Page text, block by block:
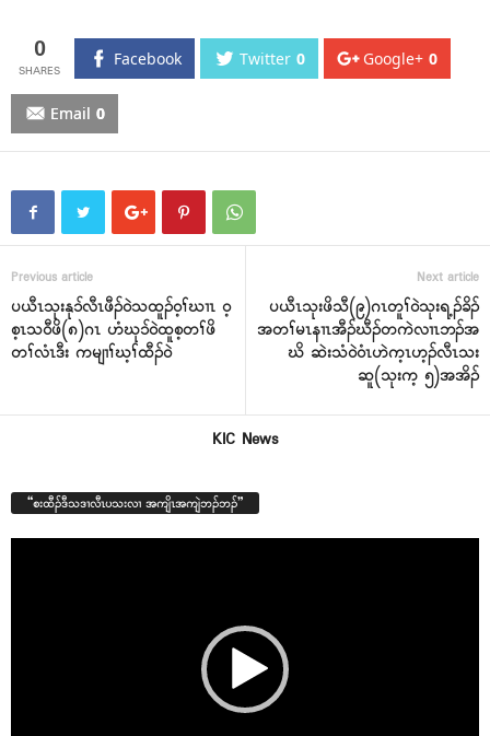
0 Facebook Twitter 0 Google+ 0
Email 0
Previous article
ပယီၤသုးနုၥ်လီၤဖီၣ်ဝဲသထူၣ်ဝ့ၢ်ဃၢၤ ဝ့
စ့ၤသဝီဖိ(၈)ဂၤ ဟံဃုၥ်ဝဲထူစ့တၢ်ဖိ
တၢ်လံၤဒီး ကမျၢၢ်ဃ့ၢ်ထီၣ်ဝဲ
Next article
ပယီၤသုးဖိသီ(၉)ဂၤတူၢ်ဝဲသုးရ့ၣ်ခိၣ်
အတၢ်မၤနၢၤအီၣ်ဃီၣ်တကဲလၢၤဘၣ်အ
ဃိ ဆဲးသံဝဲဝံၤဟဲက့ၤဟ့ၣ်လီၤသး
ဆူ(သုးက့ ၅)အအိၣ်
KIC News
“စးထီၣ်ဒီသဒၢလီၤပသးလၢ အကျိၤအကျဲဘၣ်ဘၣ်”